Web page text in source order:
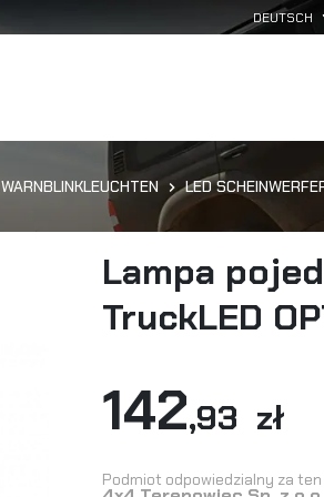
WARNBLINKLEUCHTEN LED
Lampa
TruckLED
142,93 zł
Podmiot odpowiedzialny za